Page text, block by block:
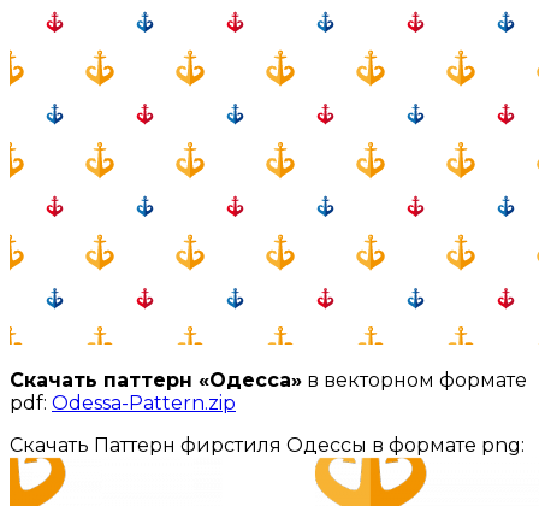
Скачать паттерн «Одесса» в векторном формате
pdf: Odessa-Pattern.zip
Скачать Паттерн фирстиля Одессы в формате png: